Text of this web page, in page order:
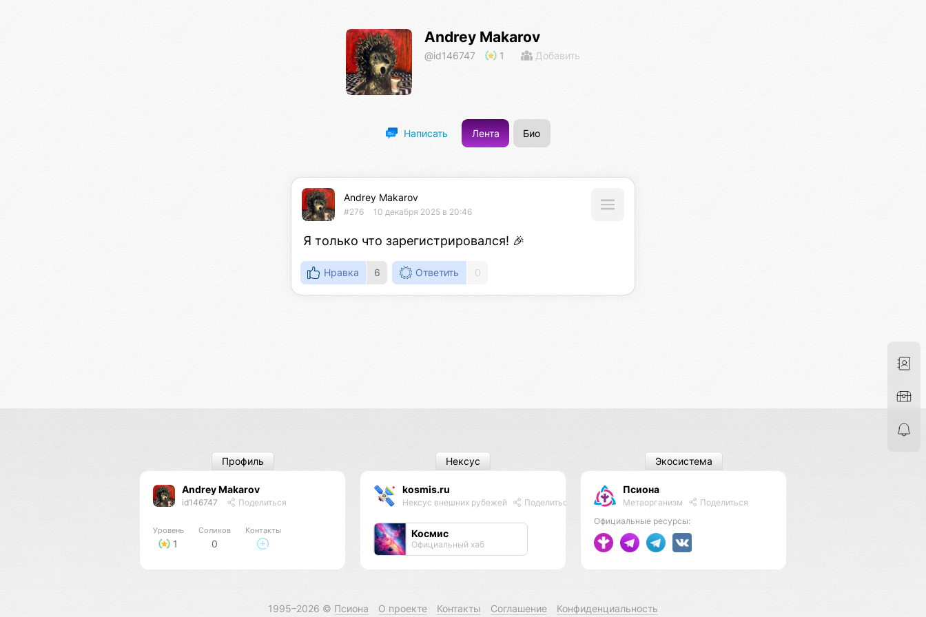
Andrey Makarov
@id146747 1 Добавить
Написать Лента Био
Andrey Makarov
#276 10 декабря 2025 в 20:46
Я только что зарегистрировался! 🎉
Нравка 6 Ответить 0
Andrey Makarov
id146747 Поделиться
Уровень
1
Соликов
0
Контакты
Профиль
kosmis.ru
Нексус внешних рубежей Поделиться
Космис
Официальный хаб
Нексус
Псиона
Метаорганизм
Поделиться
Официальные ресурсы:
Экосистема
1995–2026 © Псиона О проекте Контакты Соглашение Конфиденциальность